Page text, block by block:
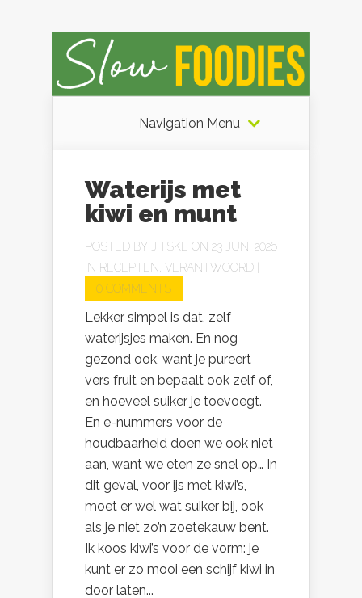
Navigation Menu
Waterijs met
kiwi en munt
POSTED BY JITSKE ON 23 JUN, 2026
IN RECEPTEN, VERANTWOORD
0 COMMENTS
Lekker simpel is dat, zelf
waterijsjes maken. En nog
gezond ook, want je pureert
vers fruit en bepaalt ook zelf of,
en hoeveel suiker je toevoegt.
En e-nummers voor de
houdbaarheid doen we ook niet
aan, want we eten ze snel op… In
dit geval, voor ijs met kiwi’s,
moet er wel wat suiker bij, ook
als je niet zo’n zoetekauw bent.
Ik koos kiwi’s voor de vorm: je
kunt er zo mooi een schijf kiwi in
door laten...